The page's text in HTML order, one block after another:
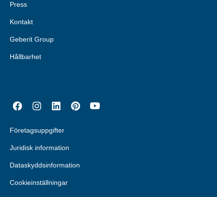
Press
Kontakt
Geberit Group
Hållbarhet
Företagsuppgifter
Juridisk information
Dataskyddsinformation
Cookieinställningar